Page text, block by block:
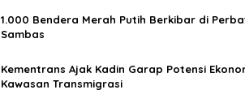
t
o
1.000 Bendera Merah Putih Berkibar di
Sambas
Kementrans Ajak Kadin Garap Potensi
Kawasan Transmigrasi